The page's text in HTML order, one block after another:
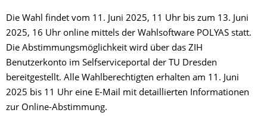
Die Wahl findet vom 11. Juni 2025, 11 Uhr bis zum 13. Juni
2025, 16 Uhr online mittels der Wahlsoftware POLYAS statt.
Die Abstimmungsmöglichkeit wird über das ZIH
Benutzerkonto im Selfserviceportal der TU Dresden
bereitgestellt. Alle Wahlberechtigten erhalten am 11. Juni
2025 bis 11 Uhr eine E-Mail mit detaillierten Informationen
zur Online-Abstimmung.